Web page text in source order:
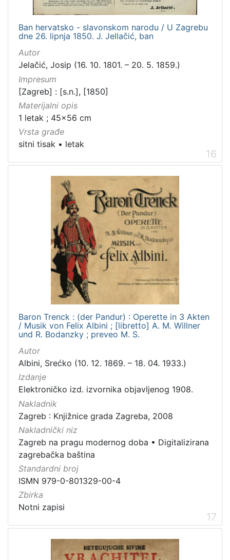
Ban hervatsko - slavonskom narodu / U Zagrebu
dne 26. lipnja 1850. J. Jellačić, ban
Autor
Jelačić, Josip (16. 10. 1801. – 20. 5. 1859.)
Impresum
[Zagreb] : [s.n.], [1850]
Materijalni opis
1 letak ; 45x56 cm
Vrsta građe
sitni tisak • letak
16
Baron Trenck : (der Pandur) : Operette in 3 Akten
/ Musik von Felix Albini ; [libretto] A. M. Willner
und R. Bodanzky ; preveo M. S.
Autor
Albini, Srećko (10. 12. 1869. – 18. 04. 1933.)
Izdanje
Elektroničko izd. izvornika objavljenog 1908.
Nakladnik
Zagreb : Knjižnice grada Zagreba, 2008
Nakladnički niz
Zagreb na pragu modernog doba • Digitalizirana
zagrebačka baština
Standardni broj
ISMN 979-0-801329-00-4
Zbirka
Notni zapisi
17